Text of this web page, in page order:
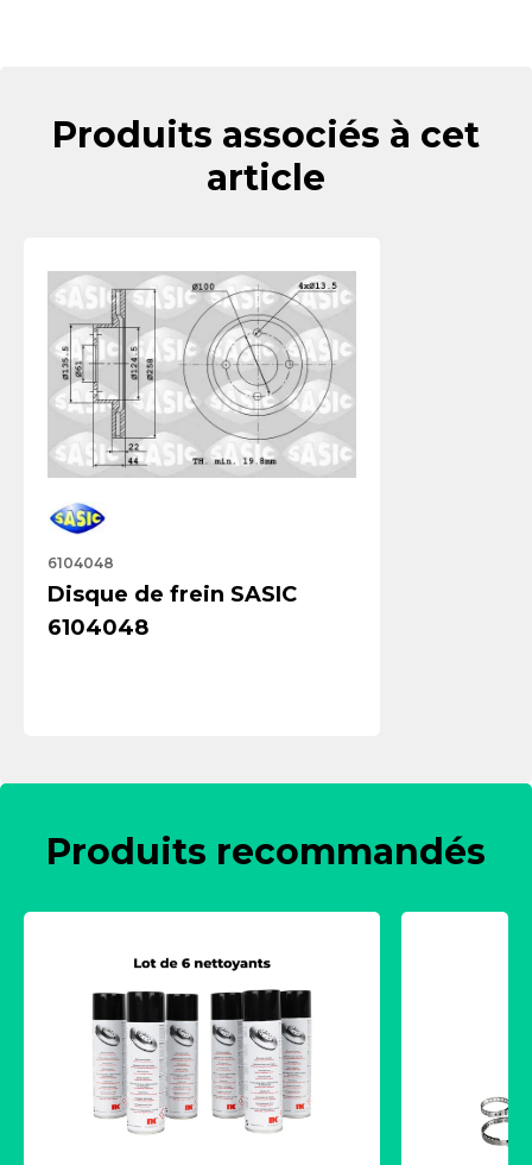
Produits associés à cet
article
6104048
Disque de frein SASIC
6104048
Produits recommandés